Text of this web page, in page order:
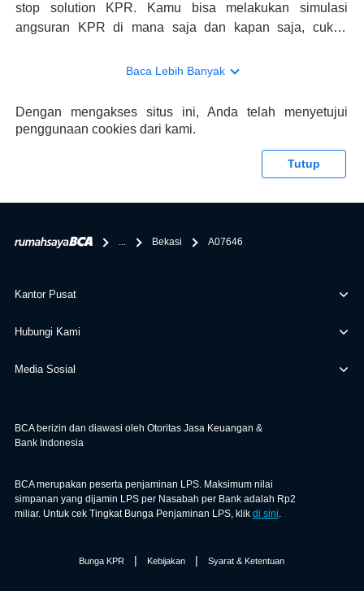
stop solution KPR. Kamu bisa melakukan simulasi
angsuran KPR di mana saja dan kapan saja, cukup
konsultasi mengenai KPR, maka ada layanan live chat
memberikan keuntungan yang berlipat, persyaratan
pengajuan KPR BCA juga sangat mudah, kamu bisa cek
tentang properti disini BCA hanya sebagai pihak
bertanggung jawab terhadap informasi yang rekanan
Baca Lebih Banyak
Dengan mengakses situs ini, Anda telah menyetujui
penggunaan cookies dari kami.
Tutup
... Bekasi A07646
Kantor Pusat
Hubungi Kami
Media Sosial
BCA berizin dan diawasi oleh Otoritas Jasa Keuangan &
Bank Indonesia
BCA merupakan peserta penjaminan LPS. Maksimum nilai
simpanan yang dijamin LPS per Nasabah per Bank adalah Rp2
miliar. Untuk cek Tingkat Bunga Penjaminan LPS, klik di sini.
Bunga KPR | Kebijakan | Syarat & Ketentuan